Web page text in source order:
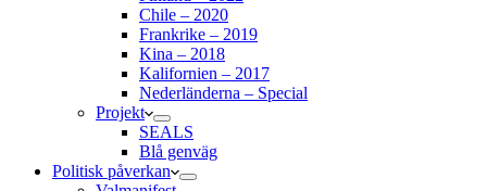
Chile – 2020
Frankrike – 2019
Kina – 2018
Kalifornien – 2017
Nederländerna – Special
Projekt
SEALS
Blå genväg
Politisk påverkan